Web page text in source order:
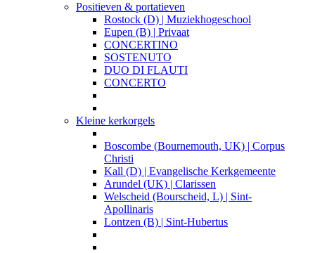
Positieven & portatieven
Rostock (D) | Muziekhogeschool
Eupen (B) | Privaat
CONCERTINO
SOSTENUTO
DUO DI FLAUTI
CONCERTO
Kleine kerkorgels
Boscombe (Bournemouth, UK) | Corpus
Christi
Kall (D) | Evangelische Kerkgemeente
Arundel (UK) | Clarissen
Welscheid (Bourscheid, L) | Sint-
Apollinaris
Lontzen (B) | Sint-Hubertus